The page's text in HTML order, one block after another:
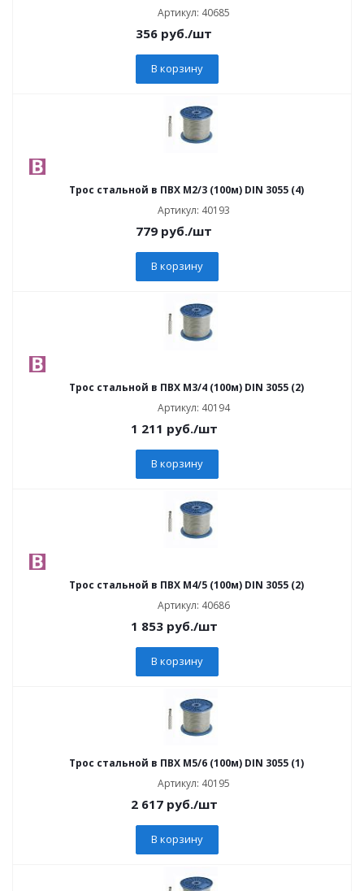
Артикул: 40685
356 руб./шт
В корзину
Трос стальной в ПВХ М2/3 (100м) DIN 3055 (4)
Артикул: 40193
779 руб./шт
В корзину
Трос стальной в ПВХ М3/4 (100м) DIN 3055 (2)
Артикул: 40194
1 211 руб./шт
В корзину
Трос стальной в ПВХ М4/5 (100м) DIN 3055 (2)
Артикул: 40686
1 853руб./шт
В корзину
Трос стальной в ПВХ М5/6 (100м) DIN 3055 (1)
Артикул: 40195
2 617руб./шт
В корзину